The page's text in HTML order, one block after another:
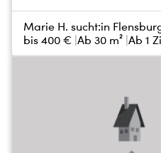
Marie H. sucht:in
bis 400 € Ab 30 m² Ab 1